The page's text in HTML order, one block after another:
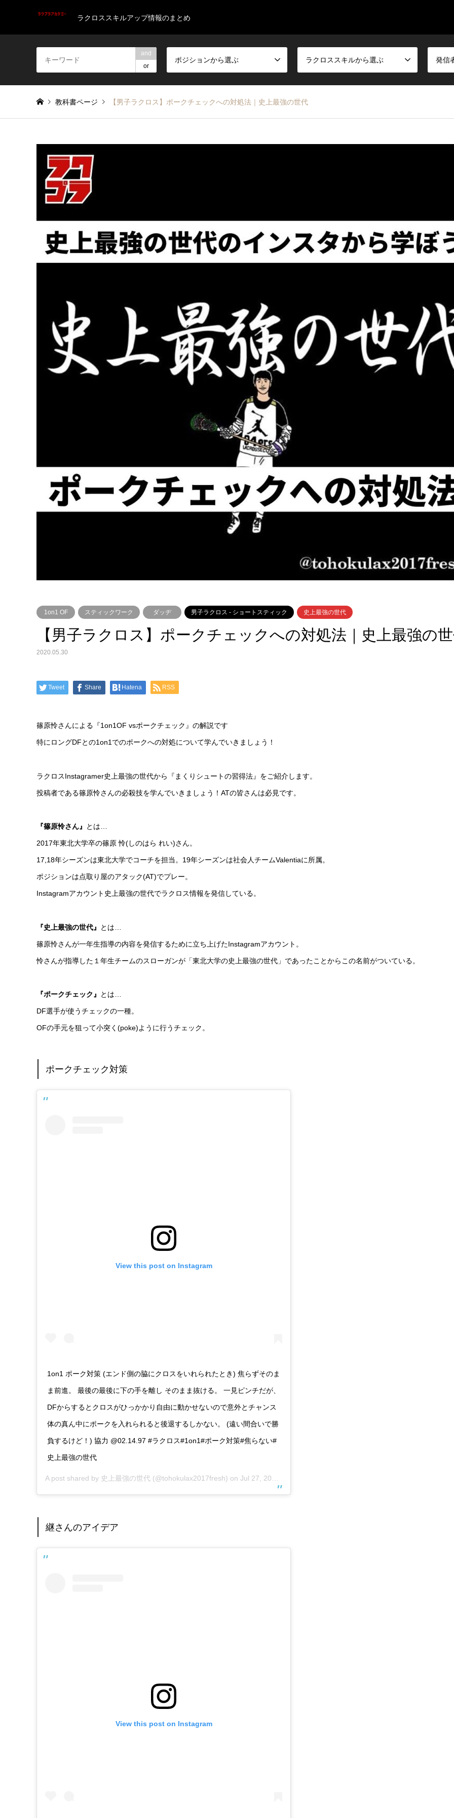
ラクロススキルアップ情報のまとめ
and
or
ポジションから選ぶ ラクロススキルから選ぶ 発信
教科書ページ 【男子ラクロス】ポークチェックへの対処法｜史上最強の世代
1on1 OF スティックワーク ダッヂ 男子ラクロス - ショートスティック 史上最強の世代
【男子ラクロス】ポークチェックへの対処法｜史上最強の
2020.05.30
Tweet Share Hatena RSS
篠原怜さんによる『1on1OF vsポークチェック』の解説です
特にロングDFとの1on1でのポークへの対処について学んでいきましょう！
ラクロスInstagramer史上最強の世代から『まくりシュートの習得法』をご紹介します。
投稿者である篠原怜さんの必殺技を学んでいきましょう！ATの皆さんは必見です。
『篠原怜さん』 とは…
2017年東北大学卒の篠原 怜(しのはら れい)さん。
17,18年シーズンは東北大学でコーチを担当。19年シーズンは社会人チームValentiaに所属。
ポジションは点取り屋のアタック(AT)でプレー。
Instagramアカウント史上最強の世代でラクロス情報を発信している。
『史上最強の世代』 とは…
篠原怜さんが一年生指導の内容を発信するために立ち上げたInstagramアカウント。
怜さんが指導した１年生チームのスローガンが「東北大学の史上最強の世代」であったことからこの名前がついている。
『ポークチェック』 とは…
DF選手が使うチェックの一種。
OFの手元を狙って小突く(poke)ように行うチェック。
ポークチェック対策
View this post on Instagram
1on1 ポーク対策 (エンド側の脇にクロスをいれられたとき) 焦らずそのま
ま前進。 最後の最後に下の手を離し そのまま抜ける。 一見ピンチだが、
DFからするとクロスがひっかかり自由に動かせないので意外とチャンス
体の真ん中にポークを入れられると後退するしかない。 (遠い間合いで勝
負するけど！) 協力 @02.14.97 #ラクロス#1on1#ポーク対策#焦らない#
史上最強の世代
A post shared by 史上最強の世代 (@tohokulax2017fresh) on Jul 27, 2018 at 4:08am PDT
継さんのアイデア
View this post on Instagram